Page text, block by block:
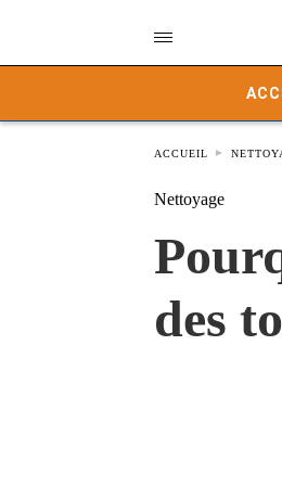
ACCUEIL
Nettoyage
des